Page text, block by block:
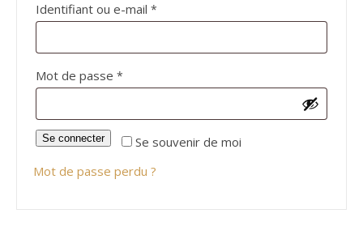
Identifiant ou e-mail *
Mot de passe *
Se souvenir de moi
Se connecter
Mot de passe perdu ?